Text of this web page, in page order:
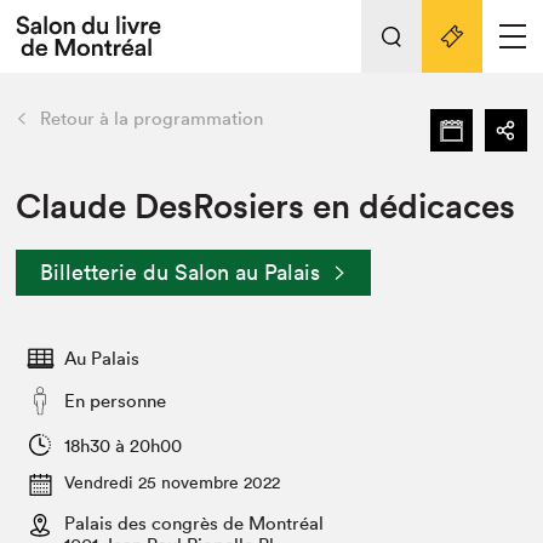
Espace médias
Espace exposant⋅e⋅s
Tout sur l'édition 2022
Actualités
Vidéos et Balados
Club de lecture Braindate
retour Nos activités
Édition 2022
Nous connaître
Projets partenaires 2022
Archives
Liens pratiques
Retour à la programmation
Claude DesRosiers en dédicaces
Billetterie du Salon au Palais
Au Palais
En personne
18h30 à 20h00
Vendredi 25 novembre 2022
Palais des congrès de Montréal